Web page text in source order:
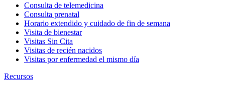
Consulta de telemedicina
Consulta prenatal
Horario extendido y cuidado de fin de semana
Visita de bienestar
Visitas Sin Cita
Visitas de recién nacidos
Visitas por enfermedad el mismo día
Recursos